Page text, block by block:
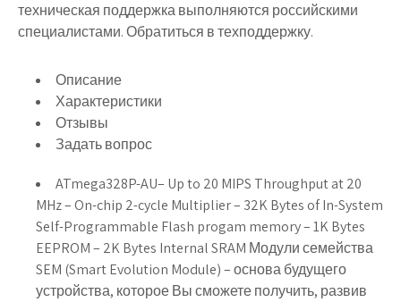
техническая поддержка выполняются российскими
специалистами. Обратиться в техподдержку.
Описание
Характеристики
Отзывы
Задать вопрос
ATmega328P-AU– Up to 20 MIPS Throughput at 20
MHz – On-chip 2-cycle Multiplier – 32K Bytes of In-System
Self-Programmable Flash progam memory – 1K Bytes
EEPROM – 2K Bytes Internal SRAM Модули семейства
SEM (Smart Evolution Module) – основа будущего
устройства, которое Вы сможете получить, развив